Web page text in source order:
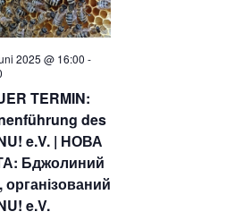
2025 @ 16:00 -
TERMIN:
des
e.V. | НОВА
Бджолиний
організований
e.V.